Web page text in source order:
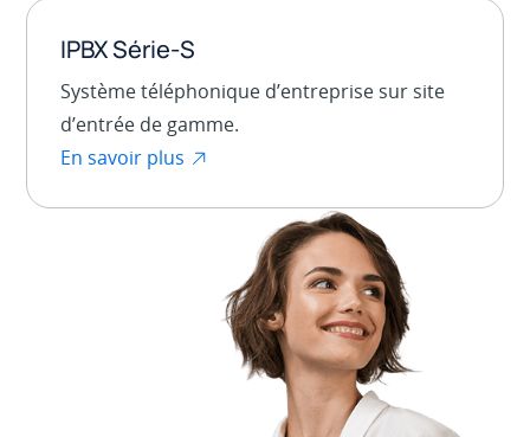
IPBX Série-S
Système téléphonique d’entreprise sur site
d’entrée de gamme.
En savoir plus